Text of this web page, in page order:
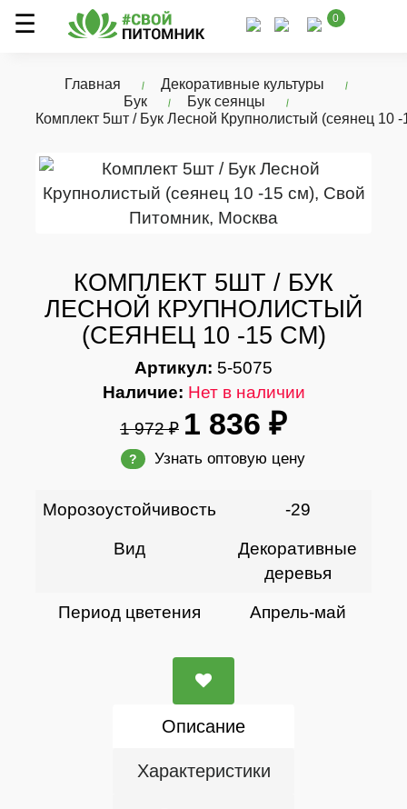
0
Главная
Декоративные культуры
Бук
Бук сеянцы
Комплект 5шт / Бук Лесной Крупнолистый (сеянец 10 -
КОМПЛЕКТ 5ШТ / БУК
ЛЕСНОЙ КРУПНОЛИСТЫЙ
(СЕЯНЕЦ 10 -15 СМ)
Артикул: 5-5075
Наличие: Нет в наличии
1 972 ₽ 1 836 ₽
? Узнать оптовую цену
Морозоустойчивость -29
Вид
Декоративные
деревья
Период цветения Апрель-май
Описание
Характеристики